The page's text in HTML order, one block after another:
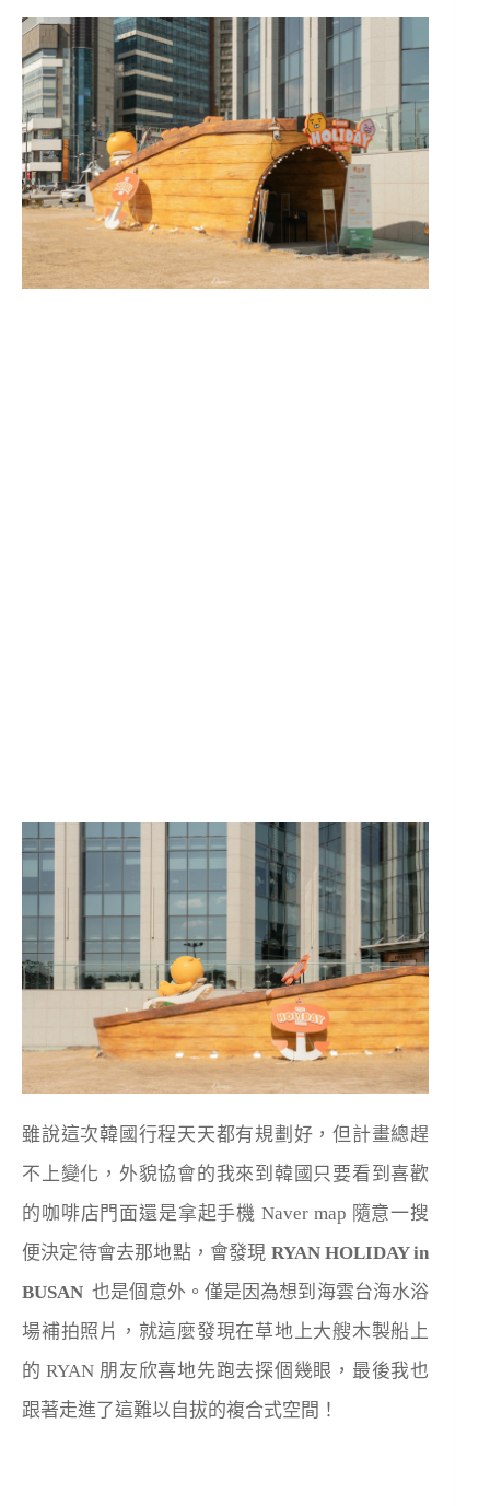
雖說這次韓國行程天天都有規劃好，但計畫總趕
不上變化，外貌協會的我來到韓國只要看到喜歡
的咖啡店門面還是拿起手機 Naver map 隨意一搜
便決定待會去那地點，會發現 RYAN HOLIDAY in
BUSAN也是個意外。僅是因為想到海雲台海水浴
場補拍照片，就這麼發現在草地上大艘木製船上
的 RYAN 朋友欣喜地先跑去探個幾眼，最後我也
跟著走進了這難以自拔的複合式空間！